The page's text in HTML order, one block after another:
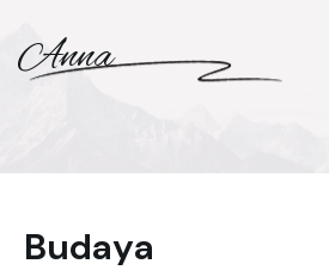
Anna
Budaya